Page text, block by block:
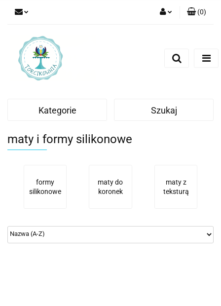
(0)
Kategorie Szukaj
maty i formy silikonowe
formy
silikonowe
maty do
koronek
maty z
teksturą